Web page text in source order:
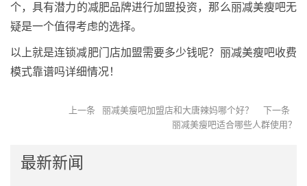
个，具有潜力的减肥品牌进行加盟投资，那么丽减美瘦吧无
疑是一个值得考虑的选择。
以上就是连锁减肥门店加盟需要多少钱呢？丽减美瘦吧收费
模式靠谱吗详细情况！
上一条 丽减美瘦吧加盟店和大唐辣妈哪个好？
下一条
丽减美瘦吧适合哪些人群使用？
最新新闻